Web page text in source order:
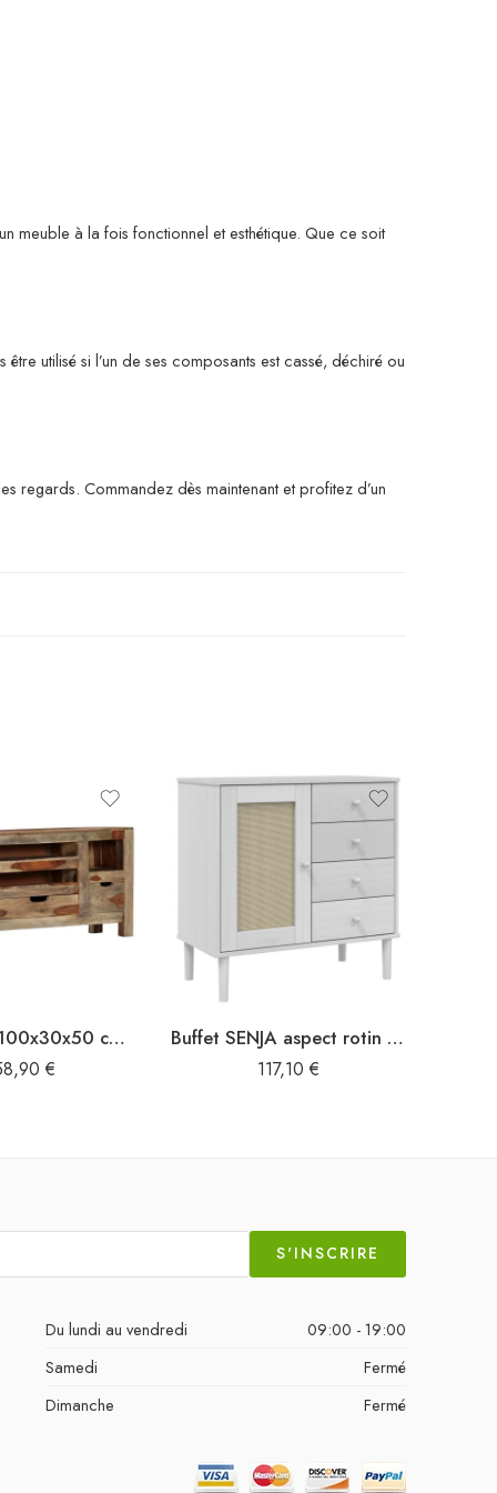
meuble à la fois fonctionnel et esthétique. Que ce soit
utilisé si l’un de ses composants est cassé, déchiré ou
regards. Commandez dès maintenant et profitez d’un
Buffet Gris 100x30x50 cm Bois massif
€
Buffet SENJA aspect rotin blanc 80x40x80 cm bois massif de pin
117,10 €
S'INSCRIRE
Du lundi au vendredi
09:00 - 19:00
Samedi
Fermé
Dimanche
Fermé